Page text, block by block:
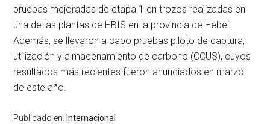
pruebas mejoradas de etapa 1 en trozos realizadas en
una de las plantas de HBIS en la provincia de Hebei.
Además, se llevaron a cabo pruebas piloto de captura,
utilización y almacenamiento de carbono (CCUS), cuyos
resultados más recientes fueron anunciados en marzo
de este año.
Publicado en: Internacional